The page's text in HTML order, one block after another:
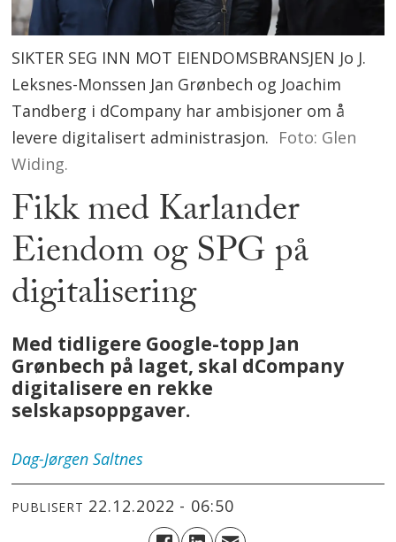
SIKTER SEG INN MOT EIENDOMSBRANSJEN Jo J.
Leksnes-Monssen Jan Grønbech og Joachim
Tandberg i dCompany har ambisjoner om å
levere digitalisert administrasjon. Foto: Glen
Widing.
Fikk med Karlander
Eiendom og SPG på
digitalisering
Med tidligere Google-topp Jan
Grønbech på laget, skal dCompany
digitalisere en rekke
selskapsoppgaver.
Dag-Jørgen Saltnes
PUBLISERT 22.12.2022 - 06:50